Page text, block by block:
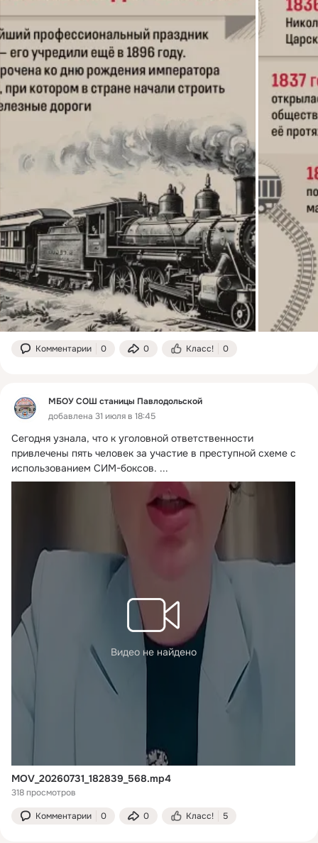
Комментарии 0 0 Класс! 0
МБОУ СОШ станицы Павлодольской
добавлена 31 июля в 18:45
Сегодня узнала, что к уголовной ответственности
привлечены пять человек за участие в преступной схеме с
использованием СИМ-боксов. ...
Видео не найдено
MOV_20260731_182839_568.mp4
318 просмотров
Комментарии 0 0 Класс! 5